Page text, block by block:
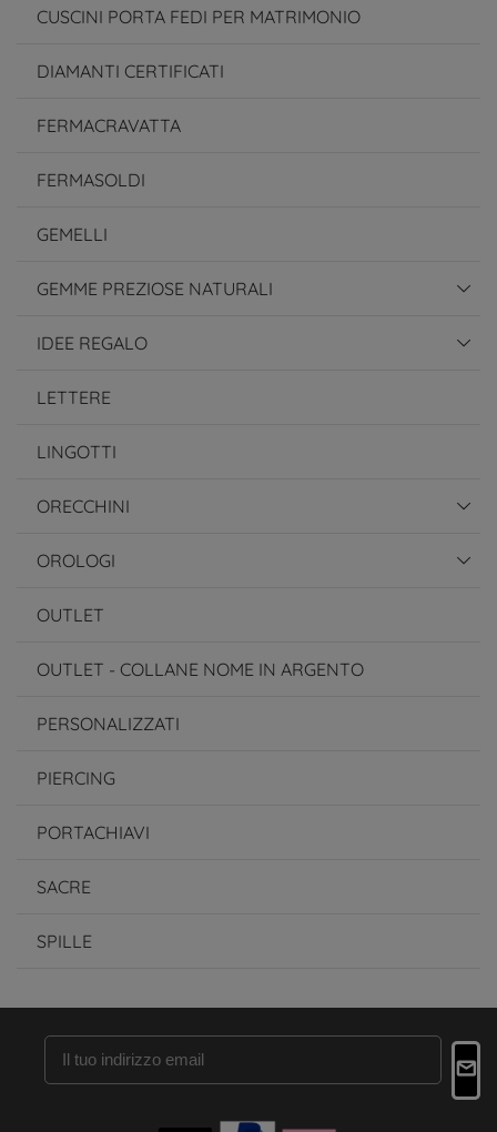
CUSCINI PORTA FEDI PER MATRIMONIO
DIAMANTI CERTIFICATI
FERMACRAVATTA
FERMASOLDI
GEMELLI
GEMME PREZIOSE NATURALI
IDEE REGALO
LETTERE
LINGOTTI
ORECCHINI
OROLOGI
OUTLET
OUTLET - COLLANE NOME IN ARGENTO
PERSONALIZZATI
PIERCING
PORTACHIAVI
SACRE
SPILLE